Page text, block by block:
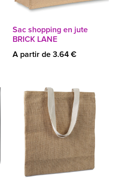
Sac shopping en jute
BRICK LANE
A partir de 3.64 €